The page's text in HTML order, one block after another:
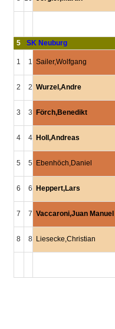
5
SK Neuburg
1 1 Sailer,Wolfgang
2 2 Wurzel,Andre
3 3 Förch,Benedikt
4 4 Holl,Andreas
5 5 Ebenhöch,Daniel
6 6 Heppert,Lars
7 7 Vaccaroni,Juan Manuel
8 8 Liesecke,Christian